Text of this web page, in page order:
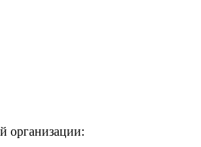
организации: